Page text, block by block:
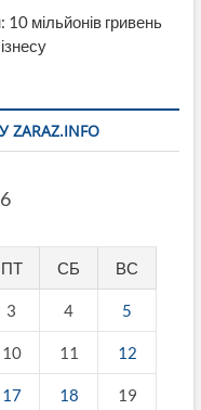
10 мільйонів гривень
ZARAZ.INFO
ПТ СБ ВС
3 4 5
10 11 12
17 18 19